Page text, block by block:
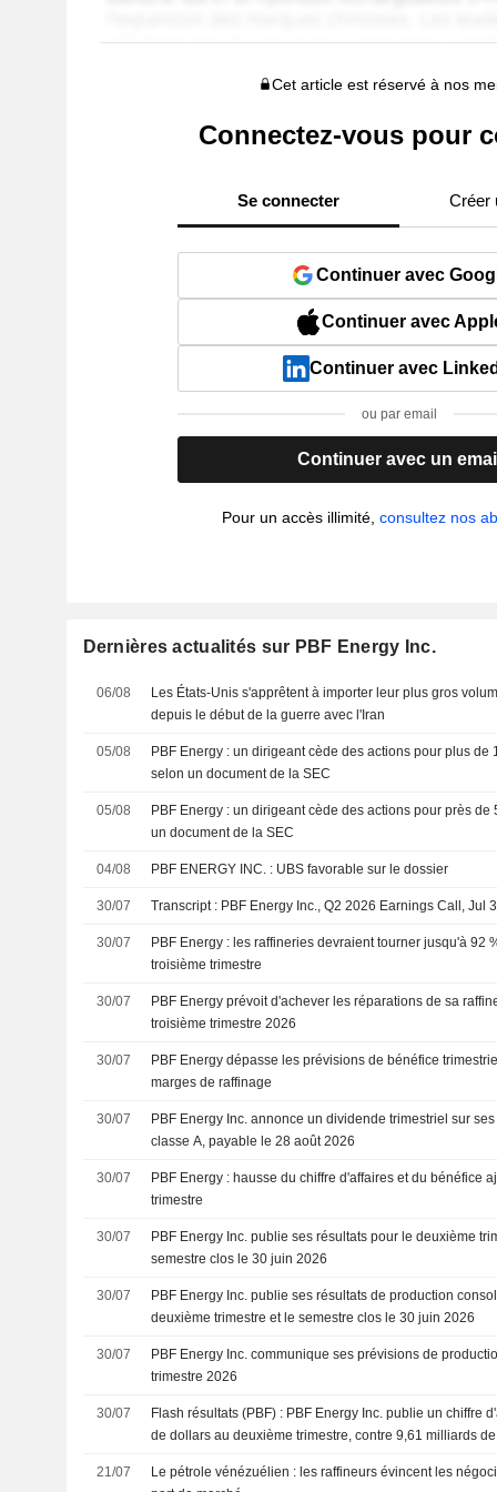
Cet article est réservé à nos
Connectez-vous pour
Se connecter Créer
Continuer avec
Continuer avec
Continuer avec
ou par email
Continuer avec un email
Pour un accès illimité,consultez nos
Dernières actualités sur PBF Energy Inc.
06/08
Les États-Unis s'apprêtent à importer leur plus gros
depuis le début de la guerre avec l'Iran
05/08
PBF Energy : un dirigeant cède des actions pour plus de
selon un document de la SEC
05/08
PBF Energy : un dirigeant cède des actions pour près
un document de la SEC
04/08 PBF ENERGY INC. : UBS favorable sur le dossier
30/07 Transcript : PBF Energy Inc., Q2 2026 Earnings Call, Jul
30/07
PBF Energy : les raffineries devraient tourner jusqu'à 92
troisième trimestre
30/07
PBF Energy prévoit d'achever les réparations de sa
troisième trimestre 2026
30/07
PBF Energy dépasse les prévisions de bénéfice
marges de raffinage
30/07
PBF Energy Inc. annonce un dividende trimestriel sur
classe A, payable le 28 août 2026
30/07
PBF Energy : hausse du chiffre d'affaires et du bénéfice
trimestre
30/07
PBF Energy Inc. publie ses résultats pour le deuxième
semestre clos le 30 juin 2026
30/07
PBF Energy Inc. publie ses résultats de production
deuxième trimestre et le semestre clos le 30 juin 2026
30/07
PBF Energy Inc. communique ses prévisions de
trimestre 2026
30/07
Flash résultats (PBF) : PBF Energy Inc. publie un chiffre
de dollars au deuxième trimestre, contre 9,61 milliards
21/07
Le pétrole vénézuélien : les raffineurs évincent les